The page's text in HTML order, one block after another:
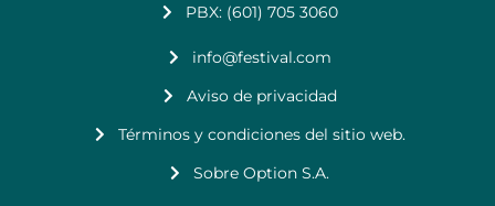
PBX: (601) 705 3060
info@festival.com
Aviso de privacidad
Términos y condiciones del sitio web.
Sobre Option S.A.